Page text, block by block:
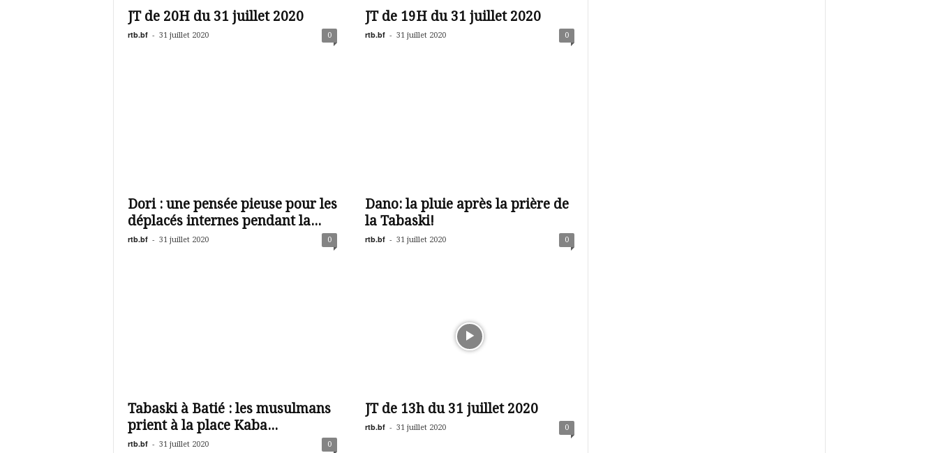
JT de 20H du 31 juillet 2020
rtb.bf - 31 juillet 2020 0
JT de 19H du 31 juillet 2020
rtb.bf - 31 juillet 2020 0
Dori : une pensée pieuse pour les
déplacés internes pendant la...
rtb.bf - 31 juillet 2020 0
Dano: la pluie après la prière de
la Tabaski!
rtb.bf - 31 juillet 2020 0
Tabaski à Batié : les musulmans
prient à la place Kaba...
rtb.bf - 31 juillet 2020 0
JT de 13h du 31 juillet 2020
rtb.bf - 31 juillet 2020 0